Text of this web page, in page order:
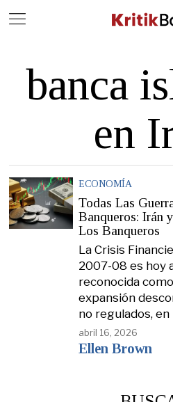
banca
en
ECONOMÍA
Todas Las
Banqueros: Irán
Los Banqueros
La Crisis
2007-08 es hoy
reconocida
expansión
no regulados, en
abril 16, 2026
Ellen Brown